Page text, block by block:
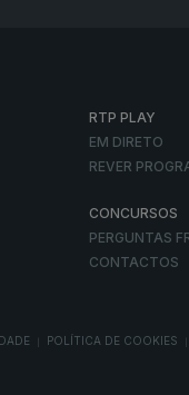
RTP PLAY
EM DIRETO
REVER
CONCURSOS
PERGUNTAS
CONTACTOS
POLÍTICA DE COOKIES